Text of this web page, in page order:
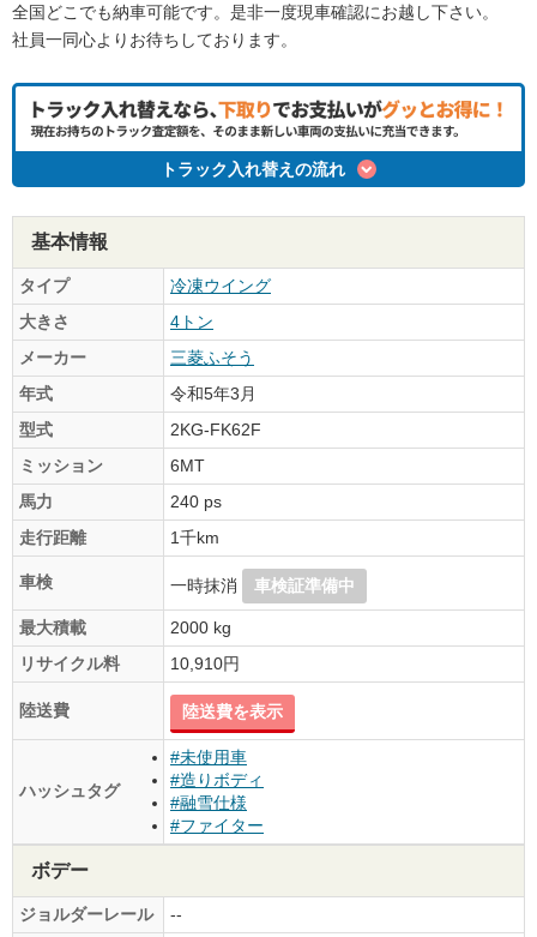
全国どこでも納車可能です。是非一度現車確認にお越し下さい。
社員一同心よりお待ちしております。
トラック入れ替えの流れ
基本情報
タイプ
冷凍ウイング
大きさ
4トン
メーカー
三菱ふそう
年式
令和5年3月
型式
2KG-FK62F
ミッション
6MT
馬力
240 ps
走行距離
1千km
車検 一時抹消 車検証準備中
最大積載
2000 kg
リサイクル料
10,910円
陸送費 陸送費を表示
ハッシュタグ
#未使用車
#造りボディ
#融雪仕様
#ファイター
ボデー
ジョルダーレール
--